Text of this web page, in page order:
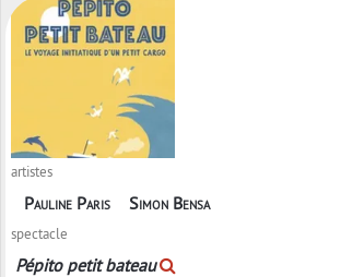
artistes
Pauline Paris Simon Bensa
spectacle
Pépito petit bateau